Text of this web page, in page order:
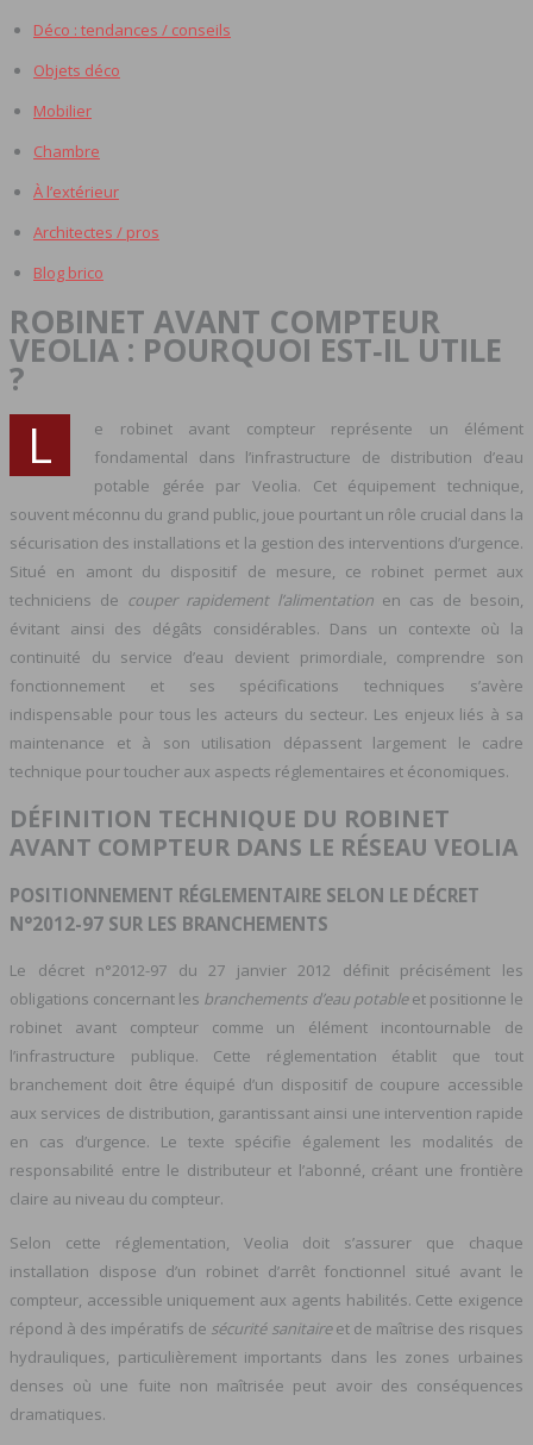
Déco : tendances / conseils
Objets déco
Mobilier
Chambre
À l’extérieur
Architectes / pros
Blog brico
ROBINET AVANT COMPTEUR
VEOLIA : POURQUOI EST‑IL UTILE
?
L
e robinet avant compteur représente un élément
fondamental dans l’infrastructure de distribution d’eau
potable gérée par Veolia. Cet équipement technique,
souvent méconnu du grand public, joue pourtant un rôle crucial dans la
sécurisation des installations et la gestion des interventions d’urgence.
Situé en amont du dispositif de mesure, ce robinet permet aux
techniciens de couper rapidement l’alimentation en cas de besoin,
évitant ainsi des dégâts considérables. Dans un contexte où la
continuité du service d’eau devient primordiale, comprendre son
fonctionnement et ses spécifications techniques s’avère
indispensable pour tous les acteurs du secteur. Les enjeux liés à sa
maintenance et à son utilisation dépassent largement le cadre
technique pour toucher aux aspects réglementaires et économiques.
DÉFINITION TECHNIQUE DU ROBINET
AVANT COMPTEUR DANS LE RÉSEAU VEOLIA
POSITIONNEMENT RÉGLEMENTAIRE SELON LE DÉCRET
N°2012-97 SUR LES BRANCHEMENTS
Le décret n°2012-97 du 27 janvier 2012 définit précisément les
obligations concernant les branchements d’eau potableet positionne le
robinet avant compteur comme un élément incontournable de
l’infrastructure publique. Cette réglementation établit que tout
branchement doit être équipé d’un dispositif de coupure accessible
aux services de distribution, garantissant ainsi une intervention rapide
en cas d’urgence. Le texte spécifie également les modalités de
responsabilité entre le distributeur et l’abonné, créant une frontière
claire au niveau du compteur.
Selon cette réglementation, Veolia doit s’assurer que chaque
installation dispose d’un robinet d’arrêt fonctionnel situé avant le
compteur, accessible uniquement aux agents habilités. Cette exigence
répond à des impératifs de sécurité sanitaireet de maîtrise des risques
hydrauliques, particulièrement importants dans les zones urbaines
denses où une fuite non maîtrisée peut avoir des conséquences
dramatiques.